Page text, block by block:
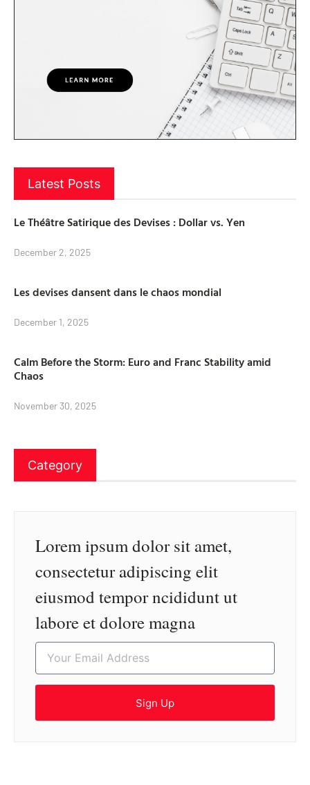
Latest Posts
Le Théâtre Satirique des Devises : Dollar vs. Yen
December 2, 2025
Les devises dansent dans le chaos mondial
December 1, 2025
Calm Before the Storm: Euro and Franc Stability amid
Chaos
November 30, 2025
Category
Lorem ipsum dolor sit amet,
consectetur adipiscing elit
eiusmod tempor ncididunt ut
labore et dolore magna
Sign Up